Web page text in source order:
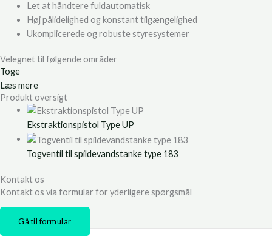
Let at håndtere fuldautomatisk
Høj pålidelighed og konstant tilgængelighed
Ukomplicerede og robuste styresystemer
Velegnet til følgende områder
Toge
Læs mere
Produkt oversigt
Ekstraktionspistol Type UP
Togventil til spildevandstanke type 183
Kontakt os
Kontakt os via formular for yderligere spørgsmål
Gå til formular